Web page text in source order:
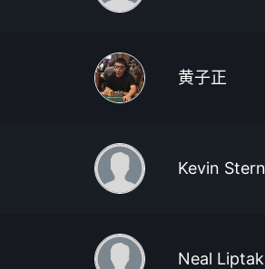
黄子正
Kevin Stern
Neal Liptak